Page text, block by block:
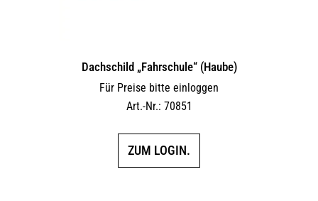
Dachschild „Fahrschule“ (Haube)
Für Preise bitte einloggen
Art.-Nr.: 70851
ZUM LOGIN.